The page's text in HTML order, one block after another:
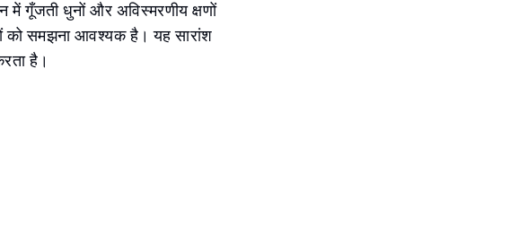
में गूँजती धुनों और अविस्मरणीय क्षणों
को समझना आवश्यक है। यह सारांश
है।